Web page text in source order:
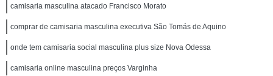
camisaria masculina atacado Francisco Morato
comprar de camisaria masculina executiva São Tomás de Aquino
onde tem camisaria social masculina plus size Nova Odessa
camisaria online masculina preços Varginha